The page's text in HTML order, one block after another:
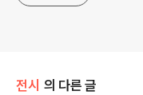
전시 의 다른 글